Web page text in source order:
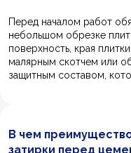
Перед началом работ
небольшом обрезке
поверхность, края
малярным скотчем или
защитным составом,
В чем
затирки перед